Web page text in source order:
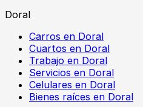
Doral
Carros en Doral
Cuartos en Doral
Trabajo en Doral
Servicios en Doral
Celulares en Doral
Bienes raíces en Doral